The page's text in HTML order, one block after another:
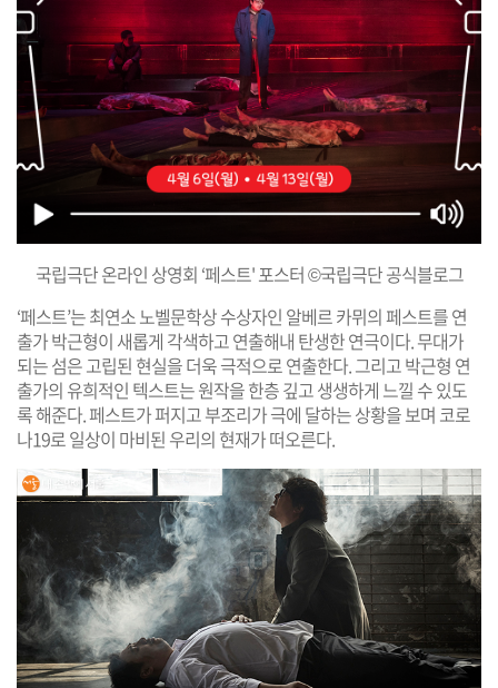
국립극단 온라인 상영회 ‘페스트' 포스터 ©국립극단 공식블로그
‘페스트’는 최연소 노벨문학상 수상자인 알베르 카뮈의 페스트를 연
출가 박근형이 새롭게 각색하고 연출해내 탄생한 연극이다. 무대가
되는 섬은 고립된 현실을 더욱 극적으로 연출한다. 그리고 박근형 연
출가의 유희적인 텍스트는 원작을 한층 깊고 생생하게 느낄 수 있도
록 해준다. 페스트가 퍼지고 부조리가 극에 달하는 상황을 보며 코로
나19로 일상이 마비된 우리의 현재가 떠오른다.